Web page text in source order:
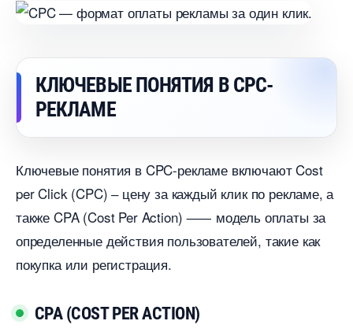
КЛЮЧЕВЫЕ ПОНЯТИЯ В CPC-
РЕКЛАМЕ
Ключевые понятия в CPC-рекламе включают Cost
per Click (CPC) ‒ цену за каждый клик по рекламе, а
также CPA (Cost Per Action) ⸺ модель оплаты за
определенные действия пользователей, такие как
покупка или регистрация.​
CPA (COST PER ACTION)